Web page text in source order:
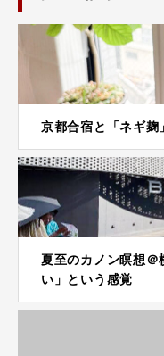
京都合宿と「ネギ麹
夏至のカノン瞑想
い」という感覚